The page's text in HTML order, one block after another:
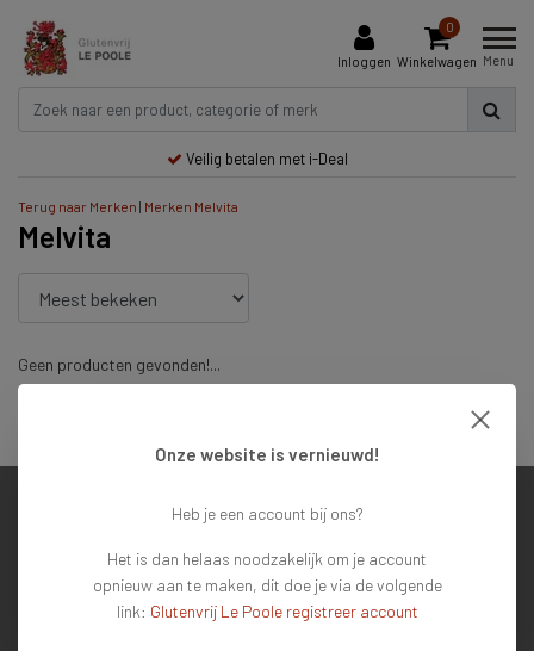
Inloggen
0
Winkelwagen Menu
Veilig betalen met i-Deal
Terug naar Merken | Merken Melvita
Melvita
Geen producten gevonden!...
Mijn account
Contactgegevens
Onze website is vernieuwd!
Heb je een account bij ons?
Het is dan helaas noodzakelijk om je account
opnieuw aan te maken, dit doe je via de volgende
link: Glutenvrij Le Poole registreer account